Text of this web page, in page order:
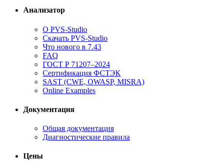
Анализатор
О PVS-Studio
Скачать PVS-Studio
Что нового в 7.43
FAQ
ГОСТ Р 71207–2024
Сертификация ФСТЭК
SAST (CWE, OWASP, MISRA)
Online Examples
Документация
Общая документация
Диагностические правила
Цены